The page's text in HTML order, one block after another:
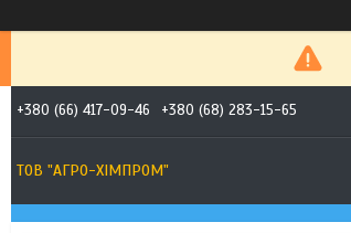
+380 (66) 417-09-46 +380 (68) 283-15-65
ТОВ "АГРО-ХІМПРОМ"